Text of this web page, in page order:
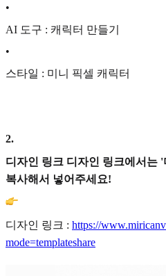
•
AI 도구 : 캐릭터 만들기
•
스타일 : 미니 픽셀 캐릭터
2.
디자인 링크 디자인 링크에서는
복사해서 넣어주세요!
디자인 링크 : https://
mode=templateshare